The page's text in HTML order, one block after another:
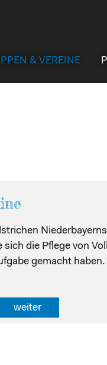
& VEREINE
sich die Pflege von
gemacht haben.
weiter